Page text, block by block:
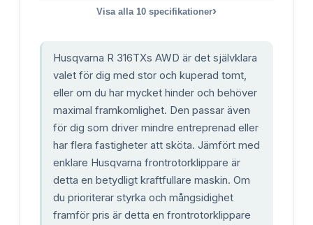
Visa alla 10 specifikationer›
Husqvarna R 316TXs AWD är det självklara
valet för dig med stor och kuperad tomt,
eller om du har mycket hinder och behöver
maximal framkomlighet. Den passar även
för dig som driver mindre entreprenad eller
har flera fastigheter att sköta. Jämfört med
enklare Husqvarna frontrotorklippare är
detta en betydligt kraftfullare maskin. Om
du prioriterar styrka och mångsidighet
framför pris är detta en frontrotorklippare